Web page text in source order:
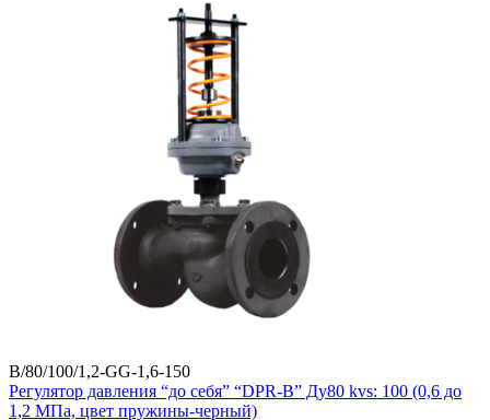
B/80/100/1,2-GG-1,6-150
Регулятор давления “до себя” “DPR-B” Ду80 kvs: 100 (0,6 до
1,2 МПа, цвет пружины-черный)